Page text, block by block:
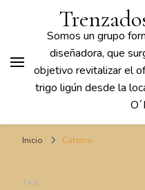
Somos un grupo
diseñadora, que
objetivo revitalizar el
trigo ligún desde la
Inicio Cutemu
TAG